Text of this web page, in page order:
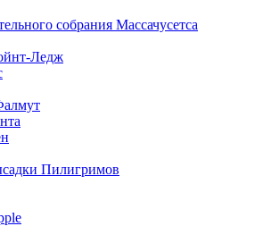
собрания Массачусетса
Ледж
Пилигримов